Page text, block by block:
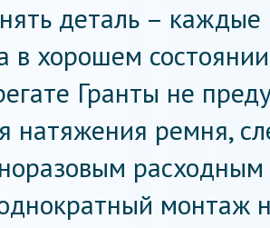
деталь – каждые
в хорошем
Гранты не
натяжения ремня,
расходным
монтаж